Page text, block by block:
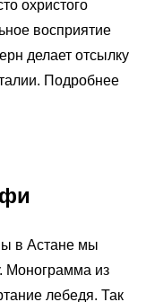
охристого
восприятие
делает отсылку
Подробнее
в Астане мы
Монограмма из
лебедя. Так